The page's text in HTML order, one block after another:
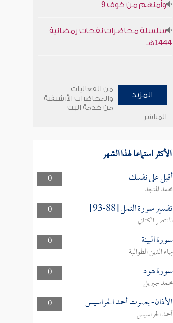
وأمنهم من خوف 9
سلسلة محاضرات نفحات رمضانية
1444هـ
المزيد
من الفعاليات
والمحاضرات الأرشيفية
من خدمة البث
المباشر
الأكثر استماعا لهذا الشهر
0 أقبل على نفسك
محمد المنجد
0
تفسير سورة النمل [88-93]
المنتصر الكتاني
0
سورة البينة
بهاء الدين الطوالبة
0
سورة هود
محمد جبريل
0
الأذان- بصوت أحمد الحراسيس
أحمد الحراسيس